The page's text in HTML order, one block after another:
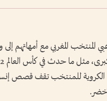
المغربي مع أمهاتهم إلى
للمنتخب تقف قصص